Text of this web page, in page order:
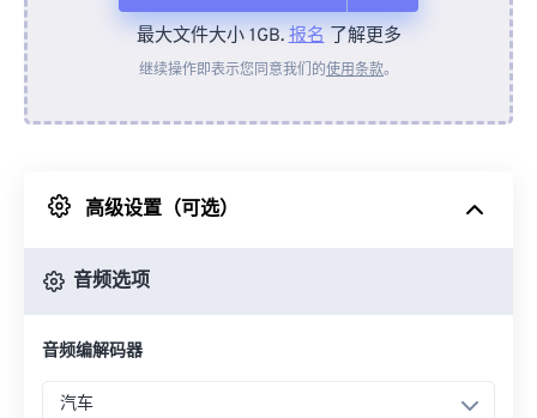
从设备
来自 Google Drive
最大文件大小 1GB.报名了解更多
继续操作即表示您同意我们的使用条款。
高级设置（可选）
音频选项
音频编解码器
汽车